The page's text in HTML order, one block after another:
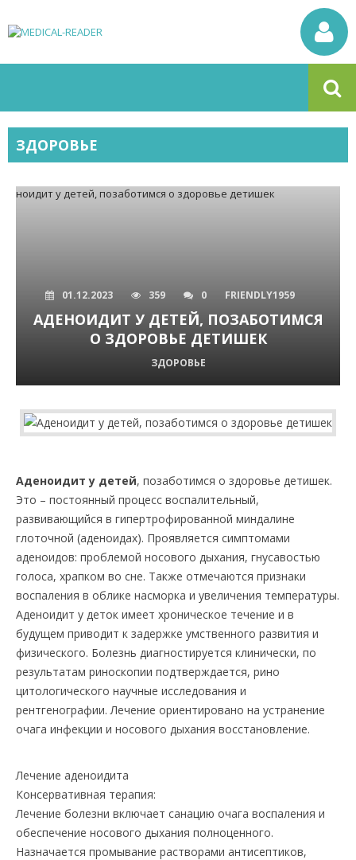
ЗДОРОВЬЕ
01.12.2023 359 0 FRIENDLY1959
АДЕНОИДИТ У ДЕТЕЙ, ПОЗАБОТИМСЯ
О ЗДОРОВЬЕ ДЕТИШЕК
ЗДОРОВЬЕ
Аденоидит у детей, позаботимся о здоровье детишек.
Это – постоянный процесс воспалительный,
развивающийся в гипертрофированной миндалине
глоточной (аденоидах). Проявляется симптомами
аденоидов: проблемой носового дыхания, гнусавостью
голоса, храпком во сне. Также отмечаются признаки
воспаления в облике насморка и увеличения температуры.
Аденоидит у деток имеет хроническое течение и в
будущем приводит к задержке умственного развития и
физического. Болезнь диагностируется клинически, по
результатам риноскопии подтверждается, рино
цитологического научные исследования и
рентгенографии. Лечение ориентировано на устранение
очага инфекции и носового дыхания восстановление.
Лечение аденоидита
Консервативная терапия:
Лечение болезни включает санацию очага воспаления и
обеспечение носового дыхания полноценного.
Назначается промывание растворами антисептиков,